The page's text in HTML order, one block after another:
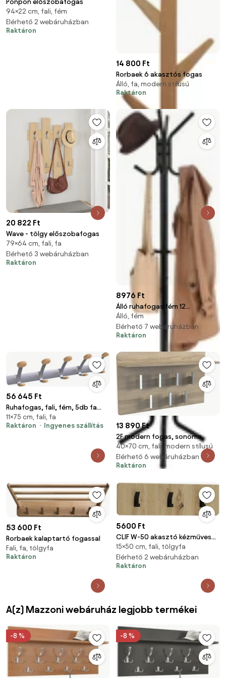
Ponpon előszobafogas
94×22 cm, fali, fém
Elérhető 2 webáruházban
Raktáron
14 800 Ft
Rorbaek 6 akasztós fogas
Álló, fa, modern stílusú
Raktáron
20 822 Ft
Wave - tölgy előszobafogas
79×64 cm, fali, fa
Elérhető 3 webáruházban
Raktáron
8976 Ft
Álló ruhafogas fém 12
akasztóval, fekete
Álló, fém
Elérhető 7 webáruházban
Raktáron
56 645 Ft
Ruhafogas, fali, fém, 5db fa
akasztóval, ALBA, ezüst (BAF23)
11×75 cm, fali, fa
Raktáron
Ingyenes szállítás 13 890 Ft
2F modern fogas, sonoma
40×70 cm, fali, modern stílusú
Elérhető 6 webáruházban
Raktáron
53 600 Ft
Rorbaek kalaptartó fogassal
Fali, fa, tölgyfa
Raktáron
5600 Ft
CLIF W-50 akasztó kézműves
tölgy
15×50 cm, fali, tölgyfa
Elérhető 2 webáruházban
Raktáron
A(z) Mazzoni webáruház legjobb termékei
-8 % -8 %